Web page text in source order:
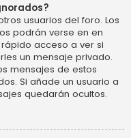
usuarios del foro. Los
podrán verse en en
acceso a ver si
un mensaje privado.
mensajes de estos
Si añade un usuario a
quedarán ocultos.